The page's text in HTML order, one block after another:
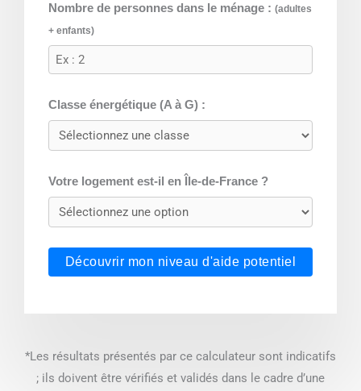
Nombre de personnes dans le ménage : (adultes
+ enfants)
Classe énergétique (A à G) :
Votre logement est-il en Île-de-France ?
Découvrir mon niveau d'aide potentiel
*Les résultats présentés par ce calculateur sont indicatifs
; ils doivent être vérifiés et validés dans le cadre d’une